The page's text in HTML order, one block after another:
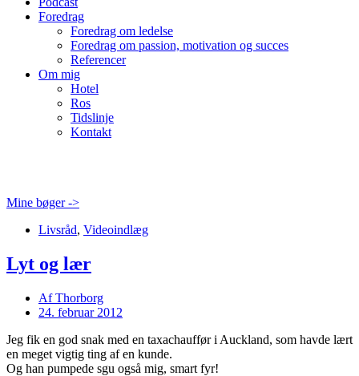
Foredrag
Foredrag om ledelse
Foredrag om passion, motivation og succes
Referencer
Om mig
Hotel
Ros
Tidslinje
Kontakt
Mine bøger ->
Livsråd, Videoindlæg
Lyt og lær
AfThorborg
24. februar 2012
Jeg fik en god snak med en taxachauffør i Auckland, som havde lært
en meget vigtig ting af en kunde.
Og han pumpede sgu også mig, smart fyr!